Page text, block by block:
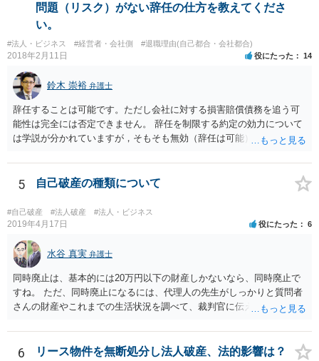
問題（リスク）がない辞任の仕方を教えてくださ
い。
#法人・ビジネス #経営者・会社側 #退職理由(自己都合・会社都合)
2018年2月11日 役にたった 14
鈴木 崇裕 弁護士
辞任することは可能です。ただし会社に対する損害賠償債務を追う可
能性は完全には否定できません。 辞任を制限する約定の効力について
は学説が分かれていますが，そもそも無効（辞任は可能）と考える説
る可能性があると考える説が有力です。 ただし，いずれの説をとった
場合でも，会社にとって「不利な時期」に辞任したときは，「やむを
得ない事由」がない限り，会社の損害を賠償しなければならなくなり
ます。 健康上の理由は「やむを得ない事由」の典型ですが，程度によ
って異なります。 子会社の代表取締役が辞任を認めてくれるのであれ
必要ありません。 なお，子会社の代表取締役には，取締役辞任の登記
をしてもらわなければなりません。 親会社が株主代表訴訟を提起する
ことは理論上可能ですが，あなたに対して追及できる責任は，あなた
自身が会社に対して追う責任（例えば任務懈怠責任）の範囲に留まり
ます。子会社の負債をあなたに負わせることはできません。 実際上問
いてくれないと，辞任の登記をするためには，最終的には訴訟を提起
5 自己破産の種類について
#自己破産 #法人破産 #法人・ビジネス
2019年4月17日 役にたった 6
水谷 真実 弁護士
同時廃止は、基本的には20万円以下の財産しかないなら、同時廃止で
すね。 ただ、同時廃止になるには、代理人の先生がしっかりと質問者
さんの財産やこれまでの生活状況を調べて、裁判官に伝える必要があ
して、代理人の先生が同時廃止でいけるというなら、同時廃止になる
でしょう。
6 リース物件を無断処分し法人破産、法的影響は？